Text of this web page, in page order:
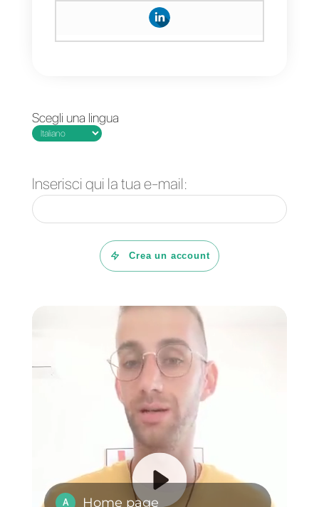
funzionalità come un
vendita o di supporto.
informazioni su come Callbell
aiutarti a chiudere più vendite,
clicca qui.
Domande Frequenti
Quali sono i
metodi per
chiudere le
vendite?